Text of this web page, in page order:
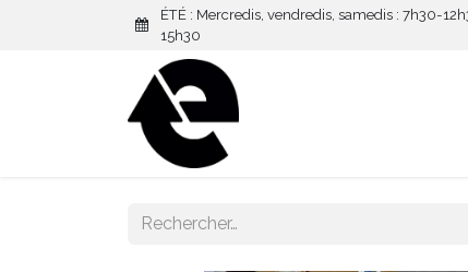
ÉTÉ : Mercredis, vendredis, samedis : 7h30-
15h30